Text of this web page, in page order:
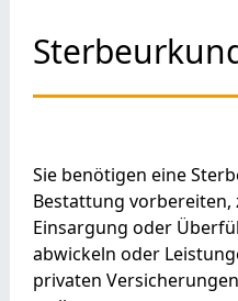
Sie benötigen eine
Bestattung vorbereiten,
Einsargung oder
abwickeln oder
privaten